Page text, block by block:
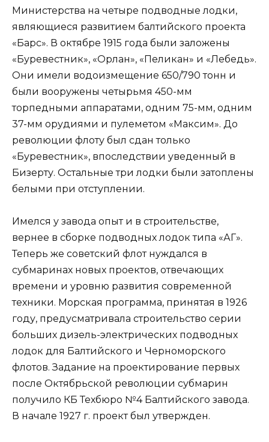
Министерства на четыре подводные лодки,
являющиеся развитием балтийского проекта
«Барс». В октябре 1915 года были заложены
«Буревестник», «Орлан», «Пеликан» и «Лебедь».
Они имели водоизмещение 650/790 тонн и
были вооружены четырьмя 450-мм
торпедными аппаратами, одним 75-мм, одним
37-мм орудиями и пулеметом «Максим». До
революции флоту был сдан только
«Буревестник», впоследствии уведенный в
Бизерту. Остальные три лодки были затоплены
белыми при отступлении.
Имелся у завода опыт и в строительстве,
вернее в сборке подводных лодок типа «АГ».
Теперь же советский флот нуждался в
субмаринах новых проектов, отвечающих
времени и уровню развития современной
техники. Морская программа, принятая в 1926
году, предусматривала строительство серии
больших дизель-электрических подводных
лодок для Балтийского и Черноморского
флотов. Задание на проектирование первых
после Октябрьской революции субмарин
получило КБ Техбюро №4 Балтийского завода.
В начале 1927 г. проект был утвержден.